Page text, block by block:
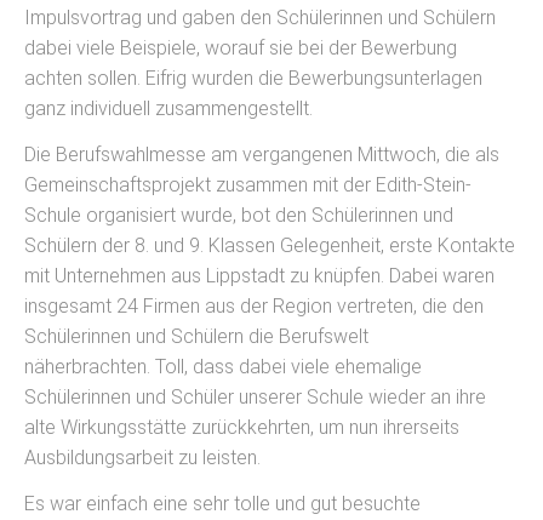
Impulsvortrag und gaben den Schülerinnen und Schülern
dabei viele Beispiele, worauf sie bei der Bewerbung
achten sollen. Eifrig wurden die Bewerbungsunterlagen
ganz individuell zusammengestellt.
Die Berufswahlmesse am vergangenen Mittwoch, die als
Gemeinschaftsprojekt zusammen mit der Edith-Stein-
Schule organisiert wurde, bot den Schülerinnen und
Schülern der 8. und 9. Klassen Gelegenheit, erste Kontakte
mit Unternehmen aus Lippstadt zu knüpfen. Dabei waren
insgesamt 24 Firmen aus der Region vertreten, die den
Schülerinnen und Schülern die Berufswelt
näherbrachten. Toll, dass dabei viele ehemalige
Schülerinnen und Schüler unserer Schule wieder an ihre
alte Wirkungsstätte zurückkehrten, um nun ihrerseits
Ausbildungsarbeit zu leisten.
Es war einfach eine sehr tolle und gut besuchte